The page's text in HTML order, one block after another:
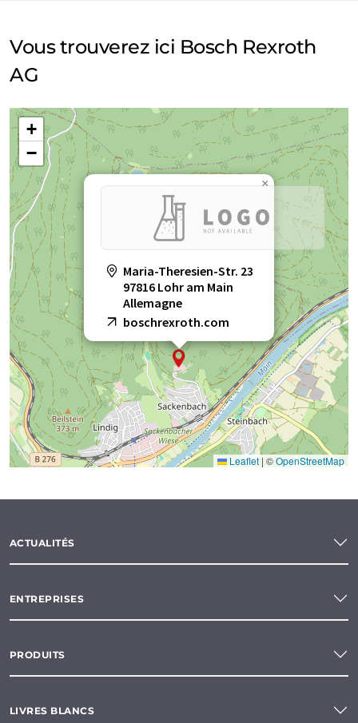
Vous trouverez ici Bosch Rexroth
AG
Maria-Theresien-Str. 23
97816 Lohr am Main
Allemagne
boschrexroth.com
×
+
−
Leaflet | ©OpenStreetMap
ACTUALITÉS
ENTREPRISES
PRODUITS
LIVRES BLANCS